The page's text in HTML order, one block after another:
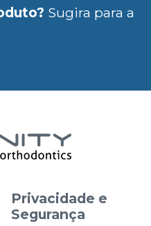
Sugira para a
Privacidade e
Segurança